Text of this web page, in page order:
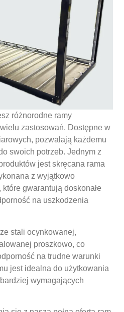
różnorodne ramy
zastosowań. Dostępne w
pozwalają każdemu
swoich potrzeb. Jednym z
jest skręcana rama
z wyjątkowo
które gwarantują doskonałe
na uszkodzenia
stali ocynkowanej,
proszkowo, co
na trudne warunki
jest idealna do użytkowania
wymagających